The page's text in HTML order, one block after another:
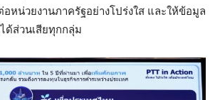
หน่วยงานภาครัฐอย่างโปร่งใส และให้ข้อมูล
ด้ส่วนเสียทุกกลุ่ม